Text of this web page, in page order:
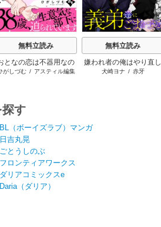
無料立読み
となの恋は不器用なの
で
がしづむ/ アスティル編集
無料立読み
嫌われ者の俺はやり直し
の世界で義弟達にごまを
犬崎ヨナ / 赤牙
探す
BL（ボーイズラブ）マンガ
日吉丸晃
ごとうしのぶ
フロンティアワークス
ダリアコミックスe
Daria（ダリア）